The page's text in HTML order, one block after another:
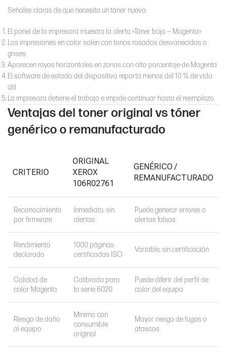
Señales claras de que necesita un tóner nuevo:
El panel de la impresora muestra la alerta «Tóner bajo — Magenta»
Las impresiones en color salen con tonos rosados desvanecidos o
grises
Aparecen rayas horizontales en zonas con alto porcentaje de Magenta
El software de estado del dispositivo reporta menos del 10 % de vida
útil
La impresora detiene el trabajo e impide continuar hasta el reemplazo
Ventajas del toner original vs tóner
genérico o remanufacturado
CRITERIO
ORIGINAL
XEROX
106R02761
GENÉRICO /
REMANUFACTURADO
Reconocimiento
por firmware
Inmediato, sin
alertas
Puede generar errores o
alertas falsas
Rendimiento
declarado
1000 páginas
certificadas ISO
Variable, sin certificación
Calidad de
color Magenta
Calibrada para
la serie 6020
Puede diferir del perfil de
color del equipo
Riesgo de daño
al equipo
Mínimo con
consumible
original
Mayor riesgo de fugas o
atascos